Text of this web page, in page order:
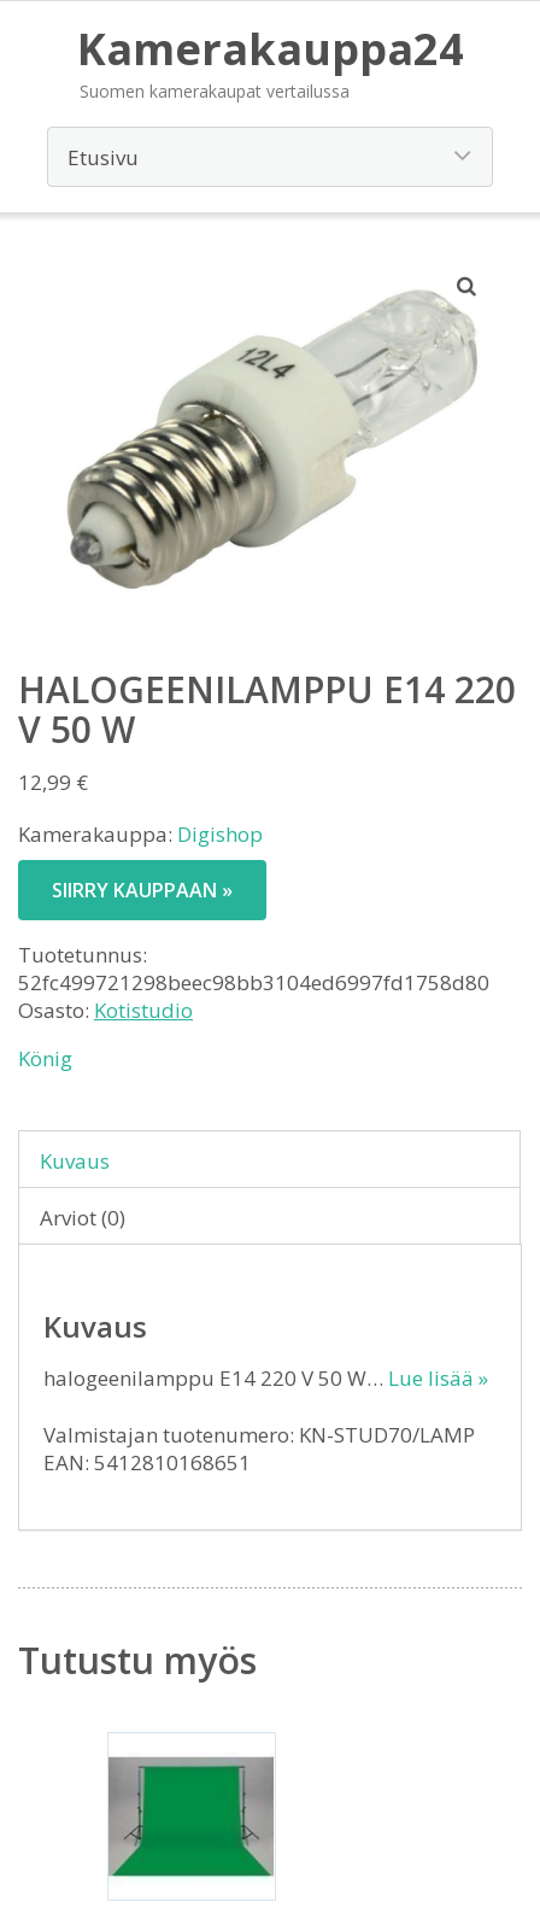
Kamerakauppa24
Suomen kamerakaupat vertailussa
HALOGEENILAMPPU E14 220
V 50 W
12,99 €
Kamerakauppa: Digishop
SIIRRY KAUPPAAN »
Tuotetunnus:
52fc499721298beec98bb3104ed6997fd1758d80
Osasto: Kotistudio
König
Kuvaus
Arviot (0)
Kuvaus
halogeenilamppu E14 220 V 50 W… Lue lisää »
Valmistajan tuotenumero: KN-STUD70/LAMP
EAN: 5412810168651
Tutustu myös